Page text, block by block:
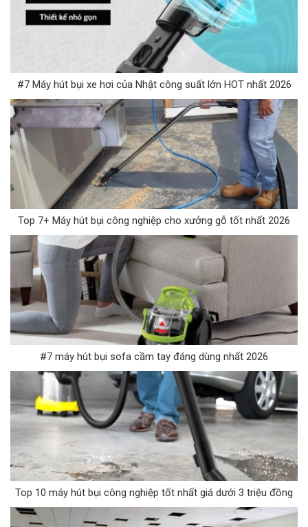
#7 Máy hút bụi xe hơi của Nhật công suất lớn HOT nhất 2026
Top 7+ Máy hút bụi công nghiệp cho xưởng gỗ tốt nhất 2026
#7 máy hút bụi sofa cầm tay đáng dùng nhất 2026
Top 10 máy hút bụi công nghiệp tốt nhất giá dưới 3 triệu đồng